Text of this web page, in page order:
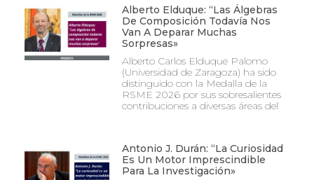
Alberto Elduque: “Las Álgebras
De Composición Todavía Nos
Van A Deparar Muchas
Sorpresas»
Alberto Carlos Elduque Palomo
(Universidad de Zaragoza) ha sido
distinguido con la Medalla de la
RSME 2026 por sus sobresalientes
contribuciones a diversas áreas del
Antonio J. Durán: “La Curiosidad
Es Un Motor Imprescindible
Para La Investigación»